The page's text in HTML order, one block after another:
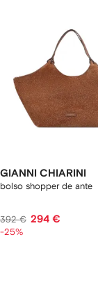
GIANNI CHIARINI
bolso shopper de ante
392 € 294 €
-25%